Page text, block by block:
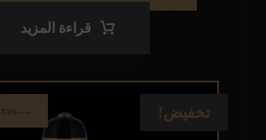
قراءة المزيد
٢٧٥.٠٠ تخفيض!